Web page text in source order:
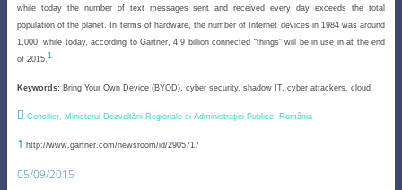
while today the number of text messages sent and received every day exceeds the total
population of the planet. In terms of hardware, the number of Internet devices in 1984 was around
1,000, while today, according to Gartner, 4.9 billion connected “things” will be in use in at the end
of 2015. 1
Keywords: Bring Your Own Device (BYOD), cyber security, shadow IT, cyber attackers, cloud
 Consilier, Ministerul Dezvoltării Regionale si Administraţiei Publice, România
1 http://www.gartner.com/newsroom/id/2905717
05/09/2015